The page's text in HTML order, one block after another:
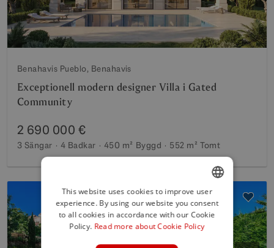
Benahavis Pueblo, Benahavis
Exceptionell modern designer Villa i Gated
Community
2 690 000 €
3 Sängar 4 Badkar 450 m² Byggd 552 m² Tomt
ENGLISH
SPANISH
This website uses cookies to improve user
experience. By using our website you consent
to all cookies in accordance with our Cookie
Policy. Read more about Cookie Policy